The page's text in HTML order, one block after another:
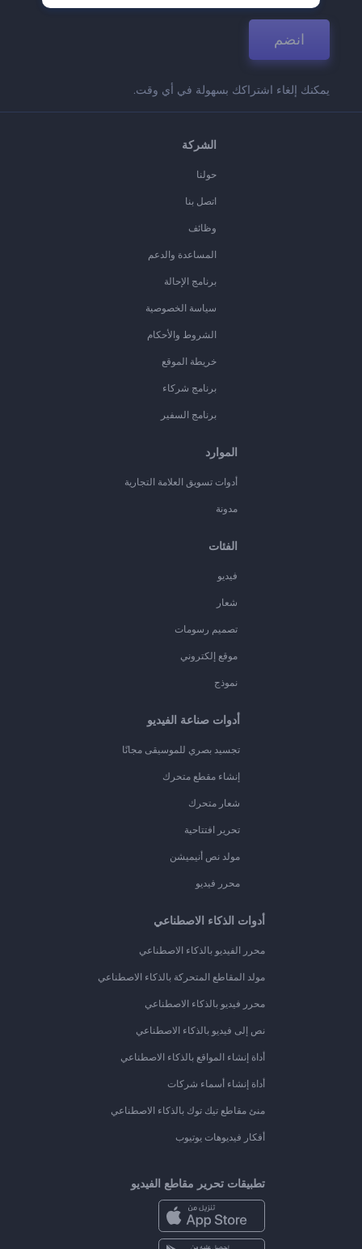
انضم
يمكنك إلغاء اشتراكك بسهولة في أي وقت.
الشركة
حولنا
اتصل بنا
وظائف
المساعدة والدعم
برنامج الإحالة
سياسة الخصوصية
الشروط والأحكام
خريطة الموقع
برنامج شركاء
برنامج السفير
الموارد
أدوات تسويق العلامة التجارية
مدونة
الفئات
فيديو
شعار
تصميم رسومات
موقع إلكتروني
نموذج
أدوات صناعة الفيديو
تجسيد بصري للموسيقى مجانًا
إنشاء مقطع متحرك
شعار متحرك
تحرير افتتاحية
مولد نص أنيميشن
محرر فيديو
أدوات الذكاء الاصطناعي
محرر الفيديو بالذكاء الاصطناعي
مولد المقاطع المتحركة بالذكاء الاصطناعي
محرر فيديو بالذكاء الاصطناعي
نص إلى فيديو بالذكاء الاصطناعي
أداة إنشاء المواقع بالذكاء الاصطناعي
أداة إنشاء أسماء شركات
منئ مقاطع تيك توك بالذكاء الاصطناعي
أفكار فيديوهات يوتيوب
تطبيقات تحرير مقاطع الفيديو